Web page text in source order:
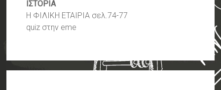
ΙΣΤΟΡΙΑ
Η ΦΙΛΙΚΗ ΕΤΑΙΡΙΑ σελ.74-77
quiz στην eme